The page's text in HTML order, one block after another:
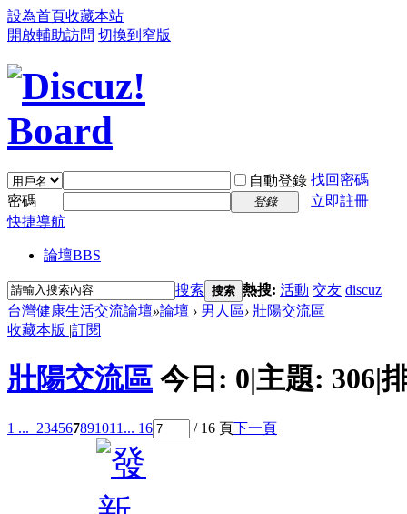
設為首頁收藏本站
開啟輔助訪問 切換到窄版
自動登錄 找回密碼
密碼
登錄
立即註冊
快捷導航
論壇BBS
搜索 搜索 熱搜: 活動 交友 discuz
台灣健康生活交流論壇»論壇 › 男人區› 壯陽交流區
收藏本版 |訂閱
壯陽交流區 今日: 0|主題: 306|
1 ... 234567891011 ... 16 / 16 頁下一頁